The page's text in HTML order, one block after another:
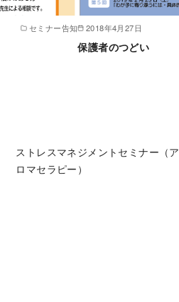
セミナー告知 2018年4月27日
保護者のつどい
ストレスマネジメントセミナー（ア
ロマセラピー）